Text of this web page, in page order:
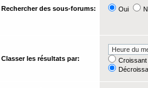
Rechercher des sous-forums: Oui
Classer les résultats par:
Croissant